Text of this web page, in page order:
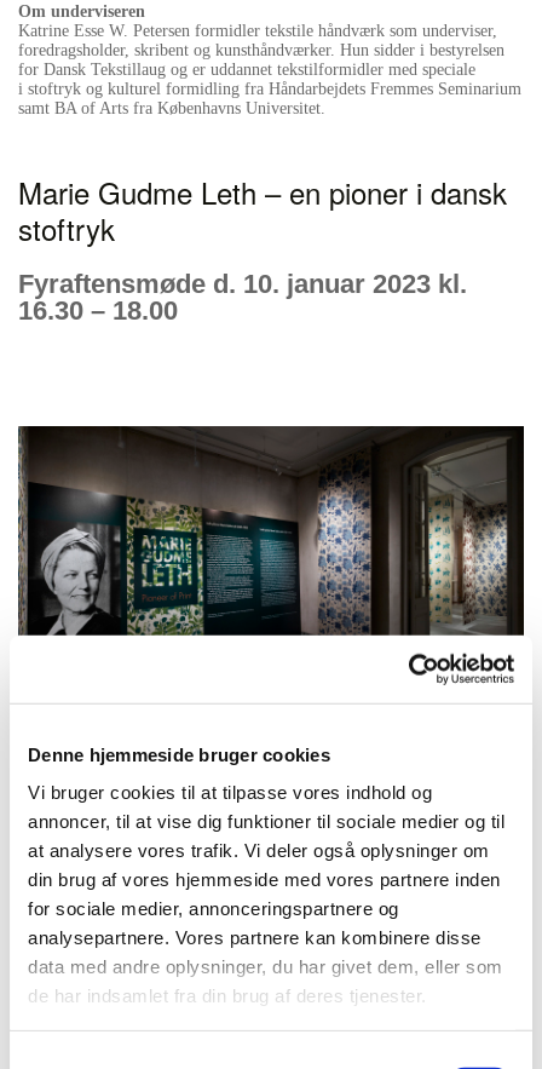
Denne hjemmeside bruger cookies
Vi bruger cookies til at tilpasse vores indhold og
annoncer, til at vise dig funktioner til sociale medier og til
at analysere vores trafik. Vi deler også oplysninger om
din brug af vores hjemmeside med vores partnere inden
for sociale medier, annonceringspartnere og
analysepartnere. Vores partnere kan kombinere disse
data med andre oplysninger, du har givet dem, eller som
de har indsamlet fra din brug af deres tjenester.
Om underviseren
Katrine Esse W. Petersen formidler tekstile håndværk som underviser,
foredragsholder, skribent og kunsthåndværker. Hun sidder i bestyrelsen
for Dansk Tekstillaug og er uddannet tekstilformidler med speciale
i stoftryk og kulturel formidling fra Håndarbejdets Fremmes Seminarium
samt BA of Arts fra Københavns Universitet.
Marie Gudme Leth – en pioner i dansk
stoftryk
Fyraftensmøde d. 10. januar 2023 kl.
16.30 – 18.00
Vikleprøver af Astrid Skibsted